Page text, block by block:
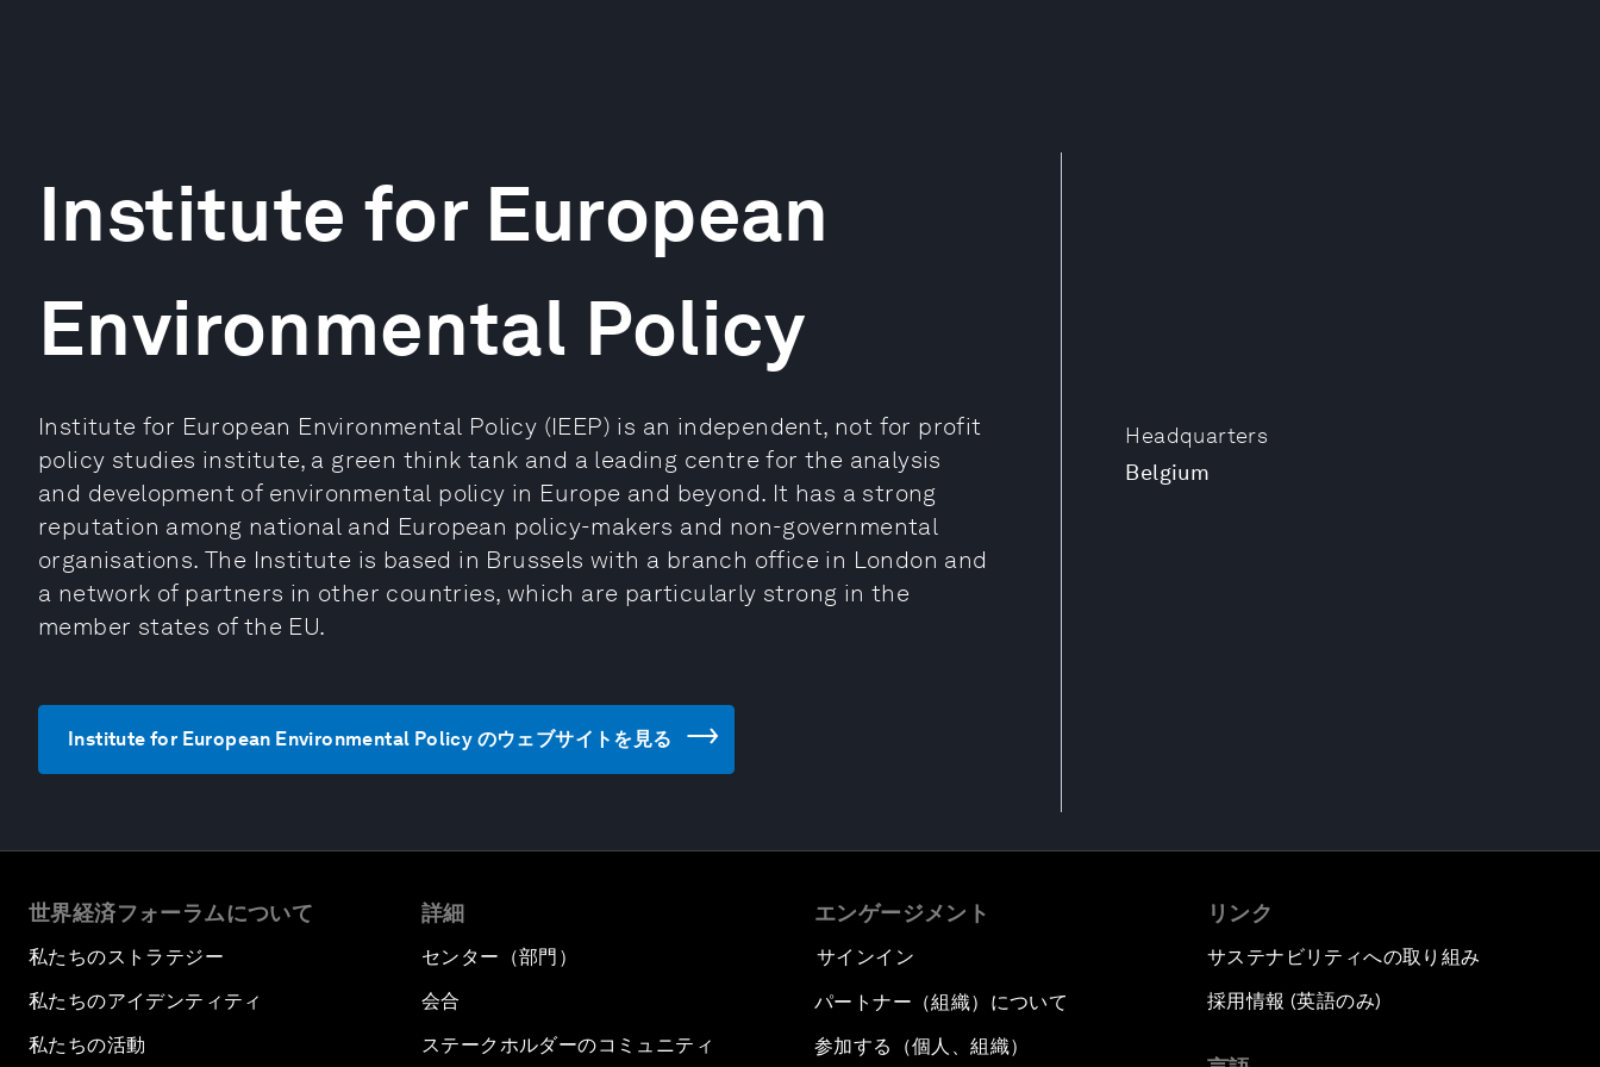
Headquarters
Belgium
Institute for European
Environmental Policy
Institute for European Environmental Policy (IEEP) is an independent, not for profit
policy studies institute, a green think tank and a leading centre for the analysis
and development of environmental policy in Europe and beyond. It has a strong
reputation among national and European policy-makers and non-governmental
organisations. The Institute is based in Brussels with a branch office in London and
a network of partners in other countries, which are particularly strong in the
member states of the EU.
Institute for European Environmental Policy のウェブサイトを見る
世界経済フォーラムについて
私たちのストラテジー
私たちのアイデンティティ
私たちの活動
詳細
センター（部門）
会合
ステークホルダーのコミュニティ
エンゲージメント
サインイン
パートナー（組織）について
参加する（個人、組織）
リンク
サステナビリティへの取り組み
採用情報 (英語のみ)